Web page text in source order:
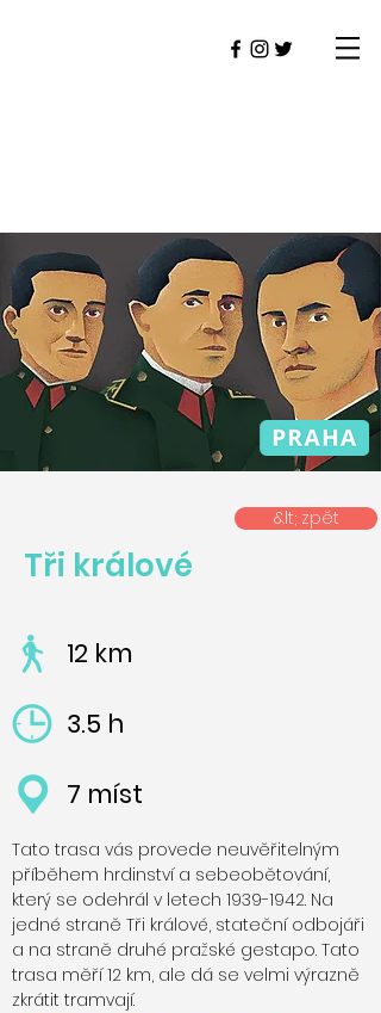
&lt; zpět
Tři králové
12 km
3.5 h
7 míst
Tato trasa vás provede neuvěřitelným
příběhem hrdinství a sebeobětování,
který se odehrál v letech 1939-1942. Na
jedné straně Tři králové, stateční odbojáři
a na straně druhé pražské gestapo. Tato
trasa měří 12 km, ale dá se velmi výrazně
zkrátit tramvají.